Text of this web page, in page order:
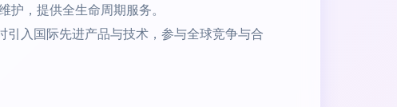
护，提供全生命周期服务。
引入国际先进产品与技术，参与全球竞争与合